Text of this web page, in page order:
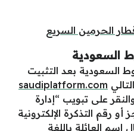
الحرمين السريع
السعودية
بعد التثبيت
saudiplatform.com
على تبويب “إدارة
رقم التذكرة الإلكترونية
العائلة باللغة